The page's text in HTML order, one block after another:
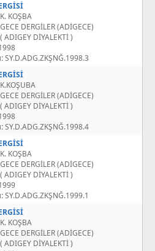
KOŞBA
DERGİLER (ADİGECE)
ADIGEY DİYALEKTİ )
SY.D.ADG.ZKŞNĞ.1998.3
DERGİLER (ADİGECE)
ADIGEY DİYALEKTİ )
SY.D.ADG.ZKŞNĞ.1998.4
KOŞBA
DERGİLER (ADİGECE)
ADIGEY DİYALEKTİ )
SY.D.ADG.ZKŞNĞ.1999.1
KOŞBA
DERGİLER (ADİGECE)
ADIGEY DİYALEKTİ )